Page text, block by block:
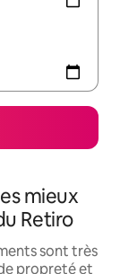
mieux
Retiro
sont très
propreté et